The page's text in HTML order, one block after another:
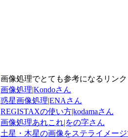
画像処理でとても参考になるリンク
画像処理|Kondoさん
惑星画像処理|ENAさん
REGISTAXの使い方|kodamaさん
画像処理あれこれ|をの字さん
土星・木星の画像をステライメー